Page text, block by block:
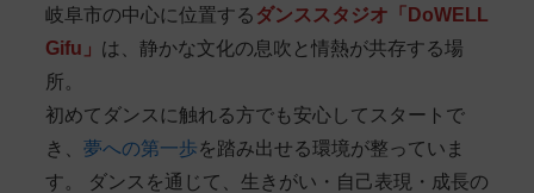
岐阜市の中心に位置する ダンススタジオ「DoWELL
Gifu」 は、静かな文化の息吹と情熱が共存する場
所。
初めてダンスに触れる方でも安心してスタートで
き、 夢への第一歩を踏み出せる環境が整っていま
す。 ダンスを通じて、生きがい・自己表現・成長の